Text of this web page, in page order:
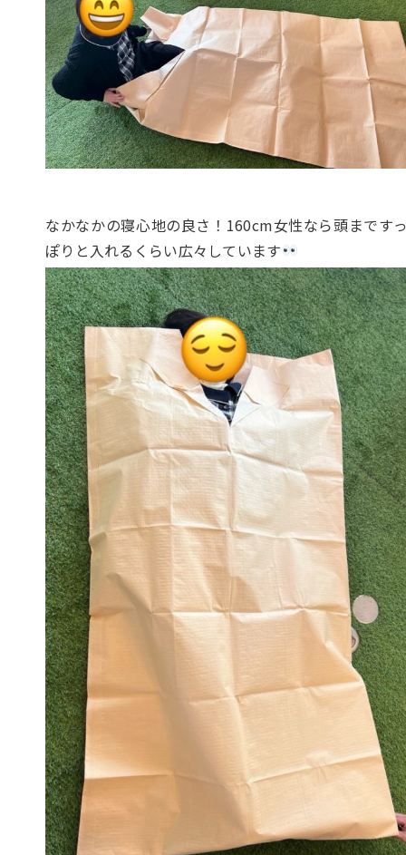
なかなかの寝心地の良さ！160cm女性なら頭まです
ぽりと入れるくらい広々しています